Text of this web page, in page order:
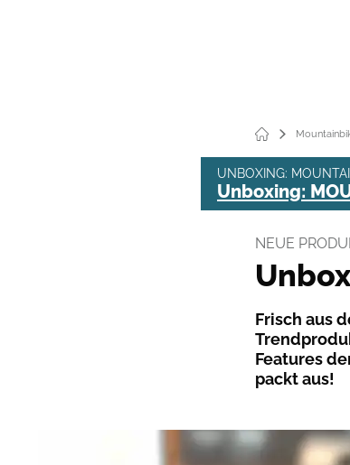
UNBOXING:
Unboxing:
NEUE
Frisch aus
Features
packt aus!